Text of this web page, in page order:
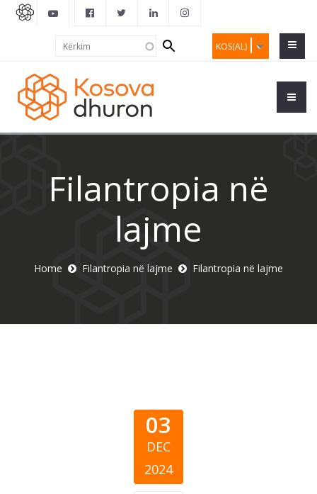
KOS(AL)
Search
form
Filantropia në
lajme
Home Filantropia në lajme Filantropia në lajme
03
DEC
2024